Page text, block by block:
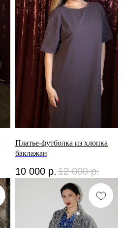
Платье-футболка из хлопка
баклажан
10 000 р. 12 000 р.